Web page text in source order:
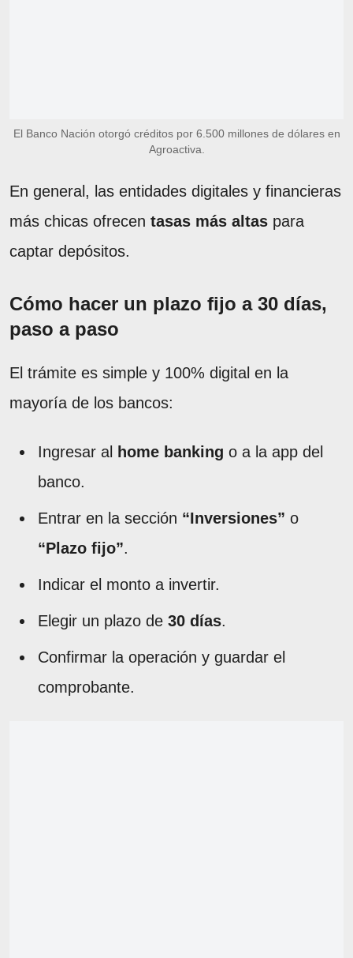
El Banco Nación otorgó créditos por 6.500 millones de dólares en
Agroactiva.
En general, las entidades digitales y financieras
más chicas ofrecen tasas más altas para
captar depósitos.
Cómo hacer un plazo fijo a 30 días,
paso a paso
El trámite es simple y 100% digital en la
mayoría de los bancos:
Ingresar al home banking o a la app del
banco.
Entrar en la sección “Inversiones” o
“Plazo fijo”.
Indicar el monto a invertir.
Elegir un plazo de 30 días.
Confirmar la operación y guardar el
comprobante.